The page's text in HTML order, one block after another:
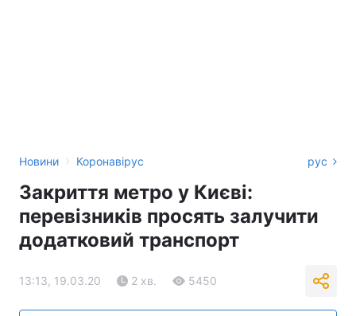
Новини › Коронавірус рус
Закриття метро у Києві:
перевізників просять залучити
додатковий транспорт
13:13, 19.03.20 2 хв. 5450